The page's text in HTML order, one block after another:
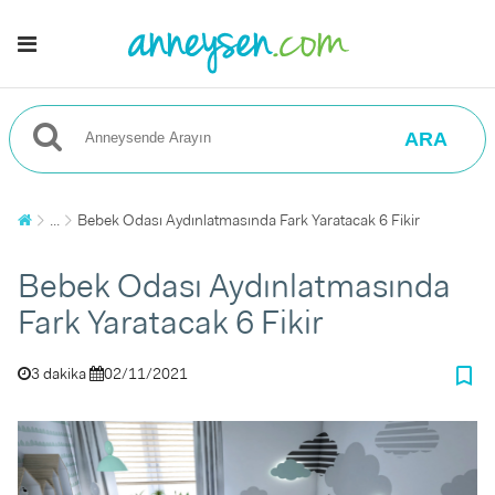
ARA
... Bebek Odası Aydınlatmasında Fark Yaratacak 6 Fikir
Bebek Odası Aydınlatmasında
Fark Yaratacak 6 Fikir
3 dakika 02/11/2021 bookmark_border